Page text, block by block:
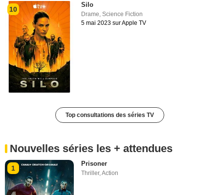
10
Silo
Drame ,Science Fiction
5 mai 2023 sur Apple TV
Top consultations des séries TV
Nouvelles séries les + attendues
1
Prisoner
Thriller,Action